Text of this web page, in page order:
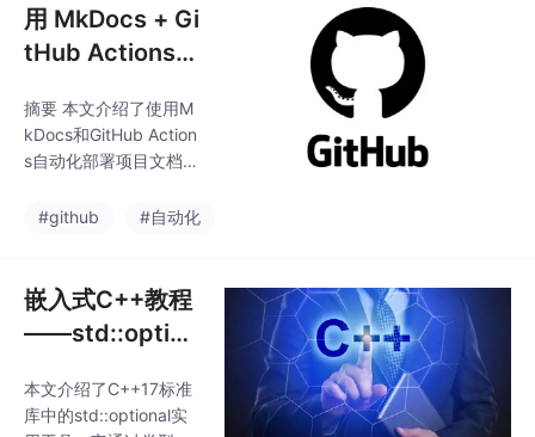
支持回调机制 新增左对
齐、负数零补等格式化
功能，修复了边界条件
y模板，便于在主机环境
进行单元测试 SSE初始
化问题： 修复了-O2优
题 在引导阶段早期初始
用 MkDocs + Gi
tHub Actions
文档
摘要 本文介绍了使用M
kDocs和GitHub Action
s自动化部署项目文档的
为静态站点生成器，将
丰富功能；GitHub Acti
ons实现CI/CD流程，自
动构建并发布到GitHub
于：1) 配置fetch-dept
h:0获取完整git历史；
#github #自动化
嵌入式C++教程
——std::option
本文介绍了C++17标准
库中的std::optional实